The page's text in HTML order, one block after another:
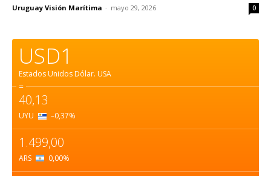
Uruguay Visión Marítima - mayo 29, 2026 0
USD1
Estados Unidos Dólar. USA
=
40,13
UYU –0,37%
1.499,00
ARS 0,00%